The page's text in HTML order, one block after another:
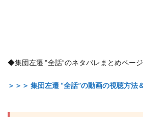
◆集団左遷 “全話”のネタバレまとめペー
＞＞＞ 集団左遷 “全話”の動画の視聴方法